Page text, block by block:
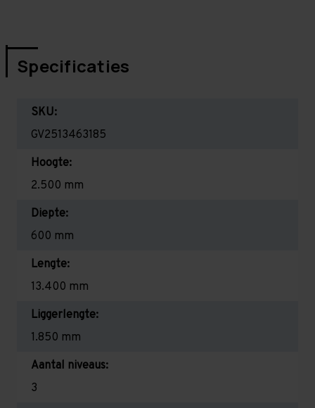
Specificaties
SKU:
GV2513463185
Hoogte:
2.500 mm
Diepte:
600 mm
Lengte:
13.400 mm
Liggerlengte:
1.850 mm
Aantal niveaus:
3